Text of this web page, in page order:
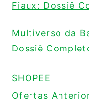
Fiaux: Dossiê
Multiverso da
Dossiê
SHOPEE
Ofertas